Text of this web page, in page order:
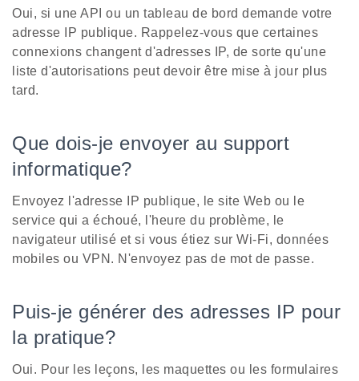
Oui, si une API ou un tableau de bord demande votre
adresse IP publique. Rappelez-vous que certaines
connexions changent d'adresses IP, de sorte qu'une
liste d'autorisations peut devoir être mise à jour plus
tard.
Que dois-je envoyer au support
informatique?
Envoyez l'adresse IP publique, le site Web ou le
service qui a échoué, l'heure du problème, le
navigateur utilisé et si vous étiez sur Wi-Fi, données
mobiles ou VPN. N'envoyez pas de mot de passe.
Puis-je générer des adresses IP pour
la pratique?
Oui. Pour les leçons, les maquettes ou les formulaires